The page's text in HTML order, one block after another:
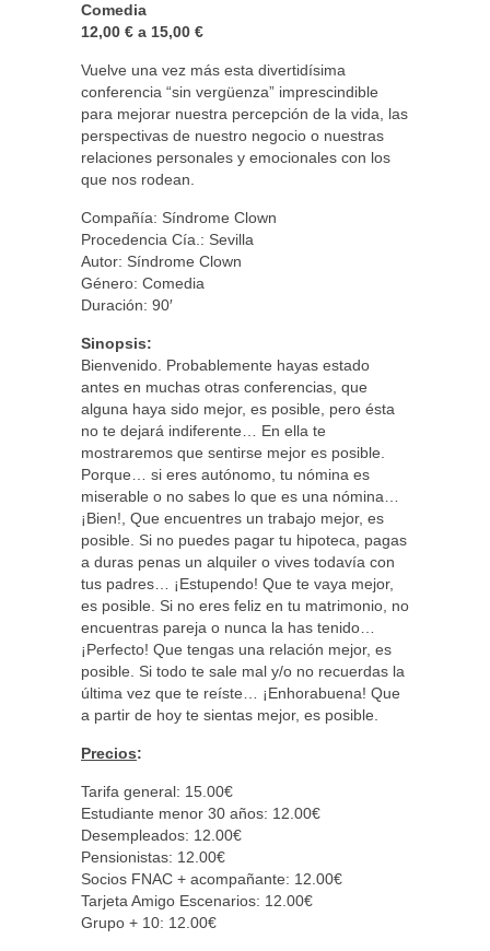
Comedia
12,00 € a 15,00 €
Vuelve una vez más esta divertidísima
conferencia “sin vergüenza” imprescindible
para mejorar nuestra percepción de la vida, las
perspectivas de nuestro negocio o nuestras
relaciones personales y emocionales con los
que nos rodean.
Compañía: Síndrome Clown
Procedencia Cía.: Sevilla
Autor: Síndrome Clown
Género: Comedia
Duración: 90′
Sinopsis:
Bienvenido. Probablemente hayas estado
antes en muchas otras conferencias, que
alguna haya sido mejor, es posible, pero ésta
no te dejará indiferente… En ella te
mostraremos que sentirse mejor es posible.
Porque… si eres autónomo, tu nómina es
miserable o no sabes lo que es una nómina…
¡Bien!, Que encuentres un trabajo mejor, es
posible. Si no puedes pagar tu hipoteca, pagas
a duras penas un alquiler o vives todavía con
tus padres… ¡Estupendo! Que te vaya mejor,
es posible. Si no eres feliz en tu matrimonio, no
encuentras pareja o nunca la has tenido…
¡Perfecto! Que tengas una relación mejor, es
posible. Si todo te sale mal y/o no recuerdas la
última vez que te reíste… ¡Enhorabuena! Que
a partir de hoy te sientas mejor, es posible.
Precios:
Tarifa general: 15.00€
Estudiante menor 30 años: 12.00€
Desempleados: 12.00€
Pensionistas: 12.00€
Socios FNAC + acompañante: 12.00€
Tarjeta Amigo Escenarios: 12.00€
Grupo + 10: 12.00€